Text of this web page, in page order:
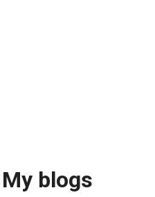
My blogs